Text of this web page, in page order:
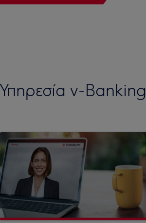
Υπηρεσία v-Banking